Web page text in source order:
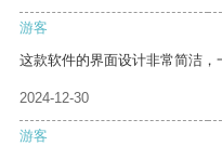
游客
这款软件的界面设计非常简洁，
2024-12-30
游客